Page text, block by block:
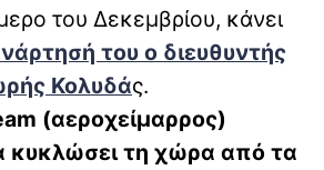
του Δεκεμβρίου, κάνει
του ο διευθυντής
Κολυδάς.
(αεροχείμαρρος)
κυκλώσει τη χώρα από τα